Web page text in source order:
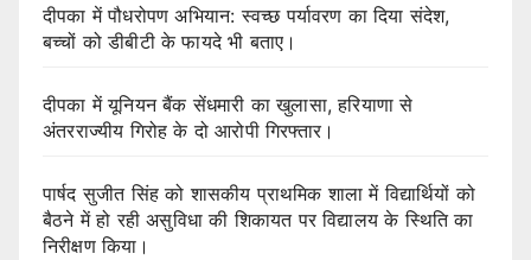
दीपका में पौधरोपण अभियान: स्वच्छ पर्यावरण का दिया संदेश,
बच्चों को डीबीटी के फायदे भी बताए।
दीपका में यूनियन बैंक सेंधमारी का खुलासा, हरियाणा से
अंतरराज्यीय गिरोह के दो आरोपी गिरफ्तार।
पार्षद सुजीत सिंह को शासकीय प्राथमिक शाला में विद्यार्थियों को
बैठने में हो रही असुविधा की शिकायत पर विद्यालय के स्थिति का
निरीक्षण किया।